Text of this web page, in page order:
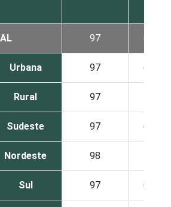
97 62
Urbana 97 65
Rural 97
Sudeste 97 66
Nordeste 98
Sul 97 60